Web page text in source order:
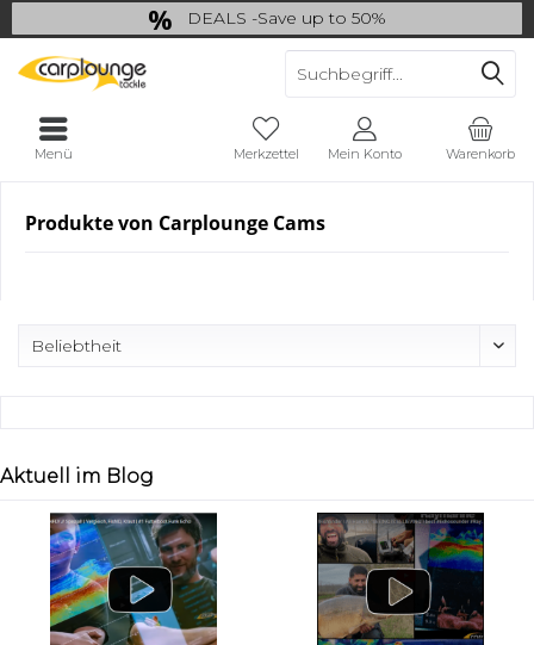
DEALS -Save up to 50%
last Chance: ... if gone then gone
Warenkorb
Merkzettel Mein Konto
Menü
Produkte von Carplounge Cams
Aktuell im Blog